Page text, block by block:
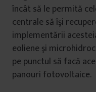
încât să le permită
centrale să îşi
implementării
eoliene şi
pe punctul să facă
panouri fotovoltaice.